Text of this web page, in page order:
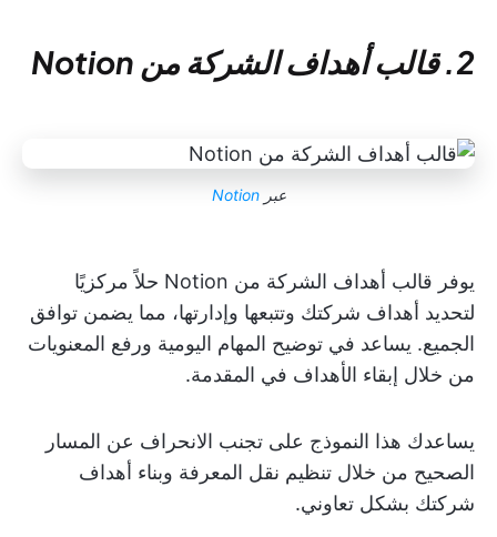
2. قالب أهداف الشركة من Notion
عبرNotion
يوفر قالب أهداف الشركة من Notion حلاً مركزيًا
لتحديد أهداف شركتك وتتبعها وإدارتها، مما يضمن توافق
الجميع. يساعد في توضيح المهام اليومية ورفع المعنويات
من خلال إبقاء الأهداف في المقدمة.
يساعدك هذا النموذج على تجنب الانحراف عن المسار
الصحيح من خلال تنظيم نقل المعرفة وبناء أهداف
شركتك بشكل تعاوني.